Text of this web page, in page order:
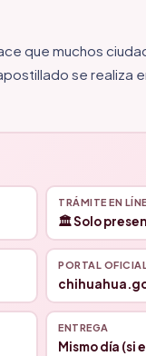
que muchos
se realiza
TRÁMITE EN
🏛️ Solo
PORTAL
ENTREGA
Mismo día